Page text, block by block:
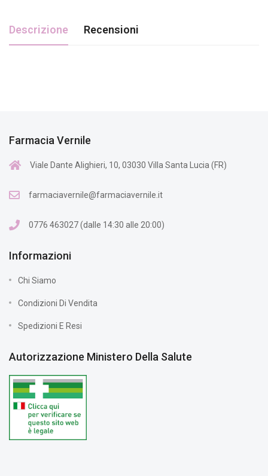
Descrizione Recensioni
Farmacia Vernile
Viale Dante Alighieri, 10, 03030 Villa Santa Lucia (FR)
farmaciavernile@farmaciavernile.it
0776 463027 (dalle 14:30 alle 20:00)
Informazioni
Chi Siamo
Condizioni Di Vendita
Spedizioni E Resi
Autorizzazione Ministero Della Salute